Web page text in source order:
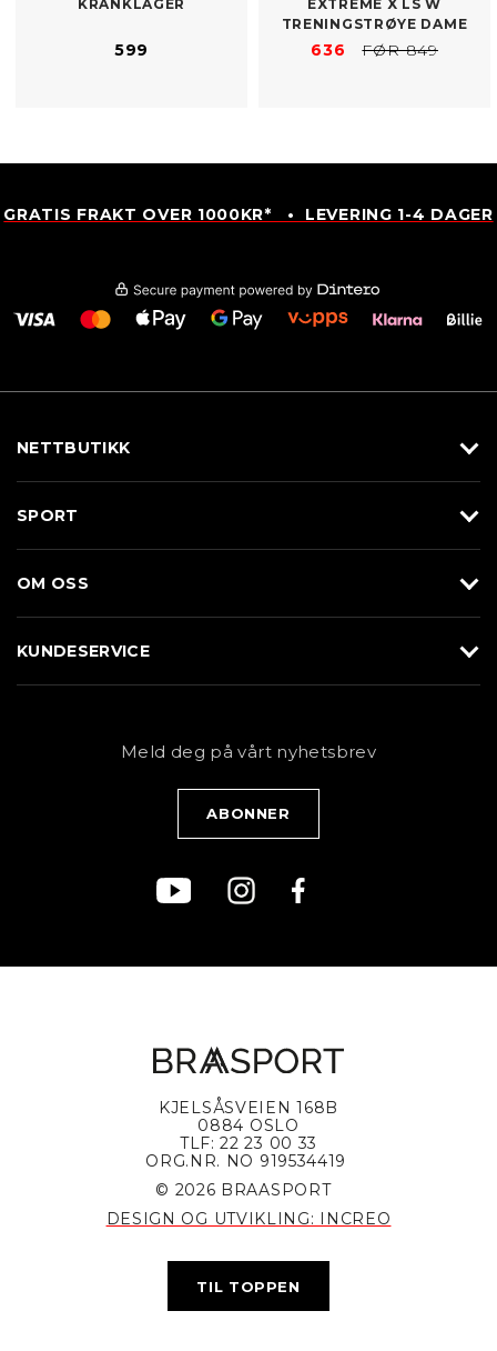
KRANKLAGER
599
EXTREME X LS W
TRENINGSTRØYE DAME
636 FØR 849
GRATIS FRAKT OVER 1000KR* • LEVERING 1-4 DAGER
NETTBUTIKK
Sko
Merkevarer
SPORT
Løp
Sykkel
OM OSS
KUNDESERVICE
PersonvernerklæringMeld deg på vårt nyhetsbrev
KJELSÅSVEIEN 168B
0884 OSLO
TLF: 22 23 00 33
ORG.NR. NO 919534419
© 2026 BRAASPORT
DESIGN OG UTVIKLING: INCREO
TIL TOPPEN